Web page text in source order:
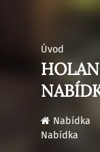
Úvod
Nabídka
Nabídka